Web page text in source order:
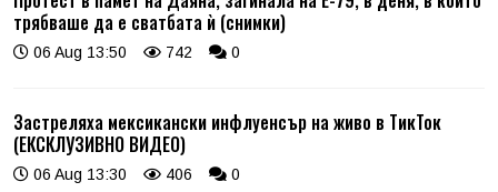
трябваше да е сватбата ѝ (снимки)
06 Aug 13:50 742 0
Застреляха мексикански инфлуенсър на живо в ТикТок
(ЕКСКЛУЗИВНО ВИДЕО)
06 Aug 13:30 406 0